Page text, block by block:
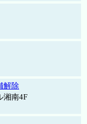
解除
湘南4F